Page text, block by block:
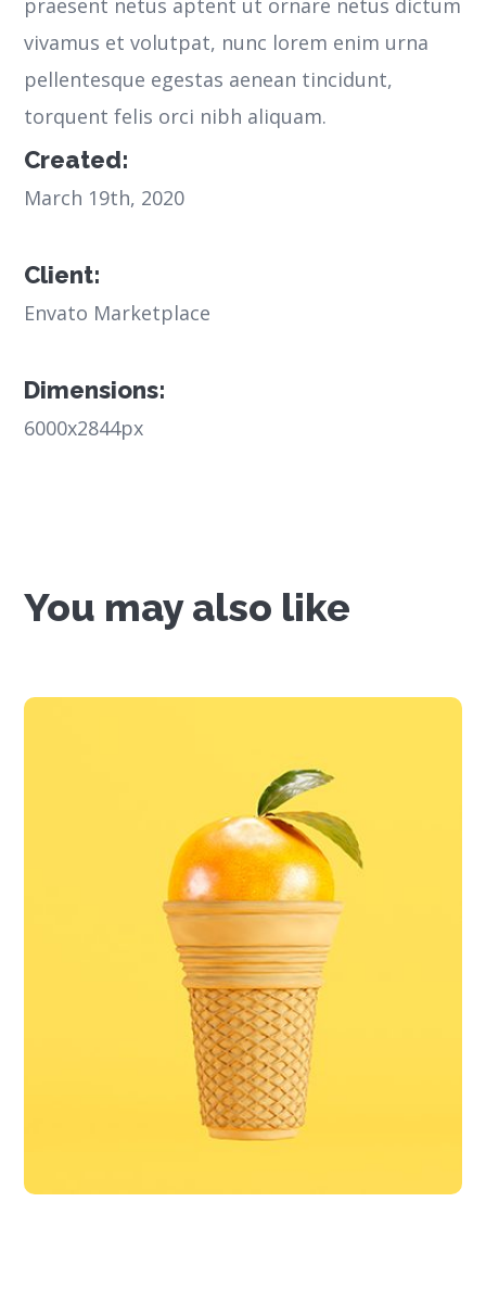
praesent netus aptent ut ornare netus dictum
vivamus et volutpat, nunc lorem enim urna
pellentesque egestas aenean tincidunt,
torquent felis orci nibh aliquam.
Created:
March 19th, 2020
Client:
Envato Marketplace
Dimensions:
6000x2844px
You may also like